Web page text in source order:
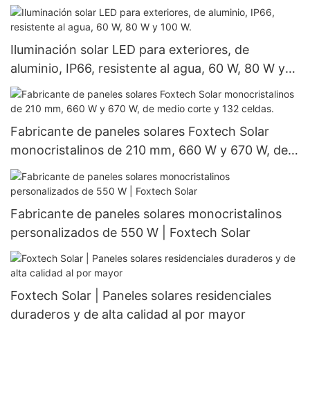
Iluminación solar LED para exteriores, de
aluminio, IP66, resistente al agua, 60 W, 80 W y
100 W.
Fabricante de paneles solares Foxtech Solar
monocristalinos de 210 mm, 660 W y 670 W, de
medio corte y 132 celdas.
Fabricante de paneles solares monocristalinos
personalizados de 550 W | Foxtech Solar
Foxtech Solar | Paneles solares residenciales
duraderos y de alta calidad al por mayor